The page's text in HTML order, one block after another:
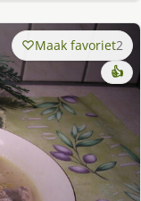
Maak favoriet2
👍